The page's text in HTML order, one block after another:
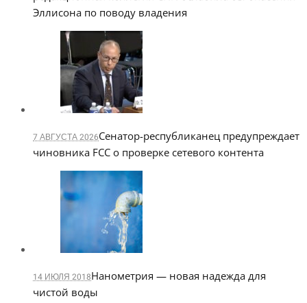
Эллисона по поводу владения
7 АВГУСТА 2026Сенатор-республиканец предупреждает
чиновника FCC о проверке сетевого контента
14 ИЮЛЯ 2018Нанометрия — новая надежда для
чистой воды